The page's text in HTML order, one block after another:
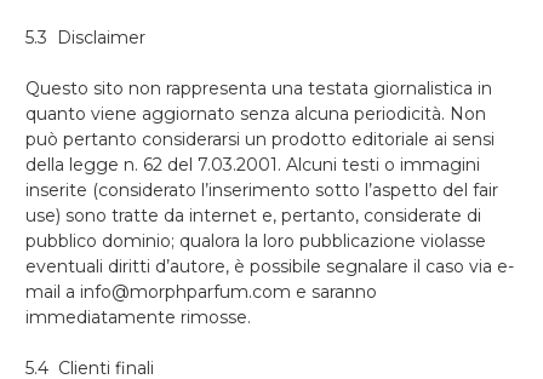
5.3 Disclaimer
Questo sito non rappresenta una testata giornalistica in
quanto viene aggiornato senza alcuna periodicità. Non
può pertanto considerarsi un prodotto editoriale ai sensi
della legge n. 62 del 7.03.2001. Alcuni testi o immagini
inserite (considerato l’inserimento sotto l’aspetto del fair
use) sono tratte da internet e, pertanto, considerate di
pubblico dominio; qualora la loro pubblicazione violasse
eventuali diritti d’autore, è possibile segnalare il caso via e-
mail a info@morphparfum.com e saranno
immediatamente rimosse.
5.4 Clienti finali